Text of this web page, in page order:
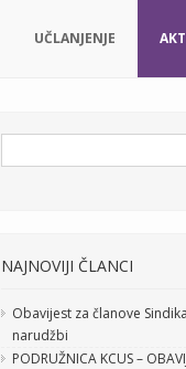
UČLANJENJE
NAJNOVIJI ČLANCI
Obavijest za članove
narudžbi
PODRUŽNICA KCUS –